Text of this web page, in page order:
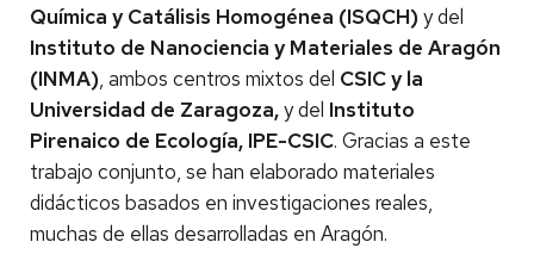
Química y Catálisis Homogénea (ISQCH) y del
Instituto de Nanociencia y Materiales de Aragón
(INMA), ambos centros mixtos del CSIC y la
Universidad de Zaragoza,y del Instituto
Pirenaico de Ecología, IPE-CSIC. Gracias a este
trabajo conjunto, se han elaborado materiales
didácticos basados en investigaciones reales,
muchas de ellas desarrolladas en Aragón.